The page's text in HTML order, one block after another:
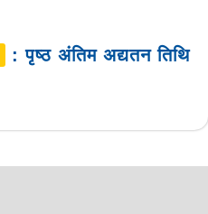
: पृष्ठ अंतिम अद्यतन तिथि